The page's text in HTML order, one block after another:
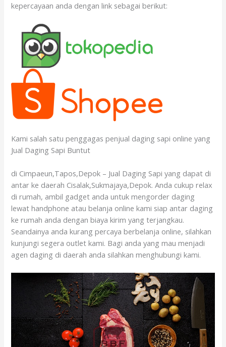
kepercayaan anda dengan link sebagai berikut:
Kami salah satu penggagas penjual daging sapi online yang
Jual Daging Sapi Buntut
di Cimpaeun,Tapos,Depok – Jual Daging Sapi yang dapat di
antar ke daerah Cisalak,Sukmajaya,Depok. Anda cukup relax
di rumah, ambil gadget anda untuk mengorder daging
lewat handphone atau belanja online kami siap antar daging
ke rumah anda dengan biaya kirim yang terjangkau.
Seandainya anda kurang percaya berbelanja online, silahkan
kunjungi segera outlet kami. Bagi anda yang mau menjadi
agen daging di daerah anda silahkan menghubungi kami.